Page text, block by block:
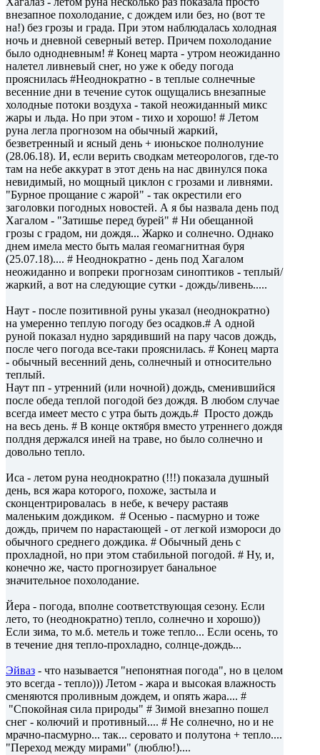
внезапное похолодание, с дождем или без, но (вот те
на!) без грозы и града. При этом наблюдалась холодная
ночь и дневной северный ветер. Причем похолодание
было однодневным! # Конец марта - утром неожиданно
налетел ливневый снег, но уже к обеду погода
прояснилась #Неоднократно - в теплые солнечные
весенние дни в течение суток ощущались внезапные
холодные потоки воздуха - такой неожиданный микс
жары и льда. Но при этом - тихо и хорошо! # Летом
руна легла прогнозом на обычный жаркий,
безветренный и ясный день + июньское полнолуние
(28.06.18). И, если верить сводкам метеорологов, где-то
там на небе аккурат в этот день на нас двинулся пока
невидимый, но мощный циклон с грозами и ливнями.
"Бурное прощание с жарой" - так окрестили его
заголовки погодных новостей. А я бы назвала день под
Хагалом - "Затишье перед бурей" # Ни обещанной
грозы с градом, ни дождя... Жарко и солнечно. Однако
днем имела место быть малая геомагнитная буря
(25.07.18).... # Неоднократно - день под Хагалом
неожиданно и вопреки прогнозам синоптиков - теплый/
жаркий, а вот на следующие сутки - дождь/ливень.....
Наут - после позитивной руны указал (неоднократно)
на умеренно теплую погоду без осадков.# А одной
руной показал нудно зарядивший на пару часов дождь,
после чего погода все-таки прояснилась. # Конец марта
- обычный весенний день, солнечный и относительно
теплый.
Наут пп - утренний (или ночной) дождь, сменившийся
после обеда теплой погодой без дождя. В любом случае
всегда имеет место с утра быть дождь.# Просто дождь
на весь день. # В конце октября вместо утреннего дождя
полдня держался иней на траве, но было солнечно и
довольно тепло.
Иса - летом руна неоднократно (!!!) показала душный
день, вся жара которого, похоже, застыла и
сконцентрировалась в небе, к вечеру растаяв
маленьким дождиком. # Осенью - пасмурно и тоже
дождь, причем по нарастающей - от легкой измороси до
обычного среднего дождика. # Обычный день с
прохладной, но при этом стабильной погодой. # Ну, и,
конечно же, часто прогнозирует банальное
значительное похолодание.
Йера - погода, вполне соответствующая сезону. Если
лето, то (неоднократно) тепло, солнечно и хорошо))
Если зима, то м.б. метель и тоже тепло... Если осень, то
в течение дня тепло-прохладно, солнце-дождь...
Эйваз - что называется "непонятная погода", но в целом
это всегда - тепло))) Летом - жара и высокая влажность
сменяются проливным дождем, и опять жара.... #
"Спокойная сила природы" # Зимой внезапно пошел
снег - колючий и противный.... # Не солнечно, но и не
мрачно-пасмурно... так... серовато и полутона + тепло....
"Переход между мирами" (люблю!)....